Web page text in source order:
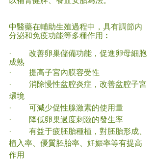
中醫藥在輔助生殖過程中，具有調節内
分泌和免疫功能等多種作用︰
·         改善卵巢儲備功能，促進卵母細胞
成熟
·         提高子宮內膜容受性
·         消除慢性盆腔炎症，改善盆腔子宮
環境
·         可減少促性腺激素的使用量
·         降低卵巢過度刺激的發生率
·         有益于疲胚胎種植，對胚胎形成、
植入率、優質胚胎率、妊娠率等有提高
作用